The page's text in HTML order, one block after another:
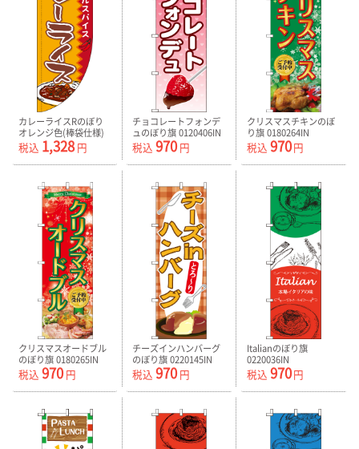
カレーライスRのぼり
オレンジ色(棒袋仕様)
0220027RIN
税込 1,328 円
チョコレートフォンデ
ュのぼり旗 0120406IN
税込 970円
クリスマスチキンのぼ
り旗 0180264IN
税込 970円
クリスマスオードブル
のぼり旗 0180265IN
税込 970 円
チーズインハンバーグ
のぼり旗 0220145IN
税込 970円
Italianのぼり旗
0220036IN
税込 970円